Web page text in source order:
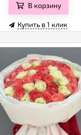
В корзину
Купить в 1 клик